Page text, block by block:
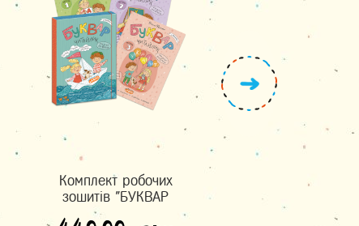
Комплект робочих
зошитів "БУКВАР
ЧИТАЙЛИК" (частина 1,
Театр людського